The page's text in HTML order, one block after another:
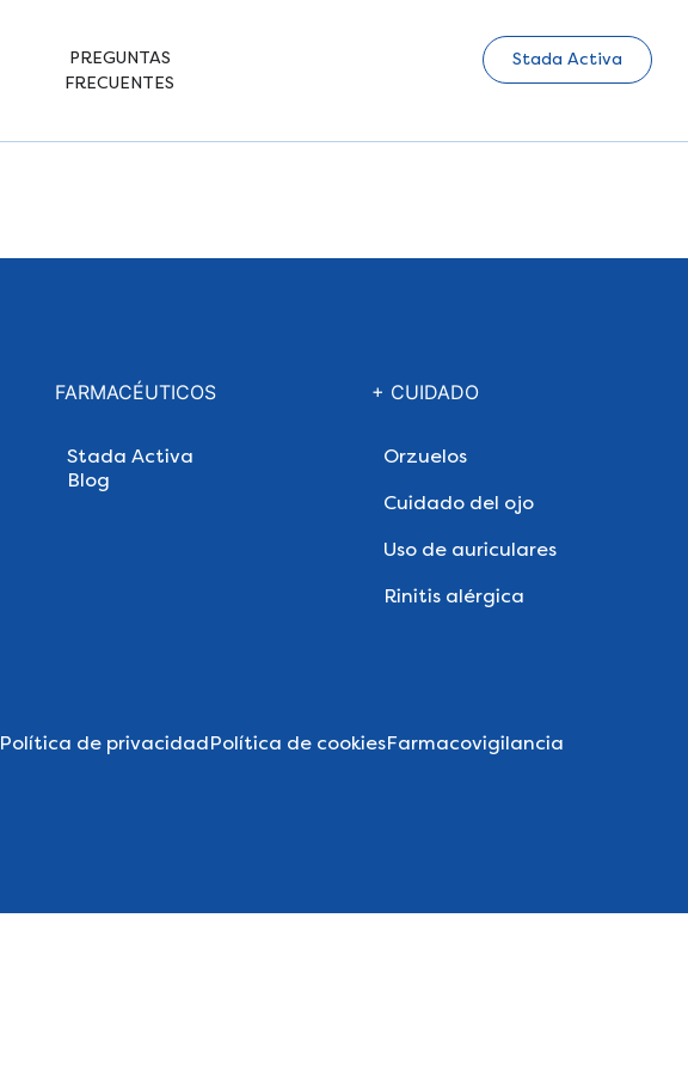
PREGUNTAS
FRECUENTES
Stada Activa
FARMACÉUTICOS
Stada Activa
Blog
+ CUIDADO
Orzuelos
Cuidado del ojo
Uso de auriculares
Rinitis alérgica
Política de privacidadPolítica de cookiesFarmacovigilancia